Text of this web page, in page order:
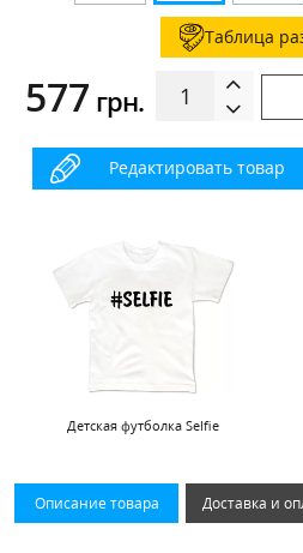
Таблица
577 грн.
Редактировать товар
Детская футболка Selfie
Описание товара Доставка и